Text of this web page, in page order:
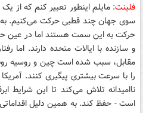
فلینت: مایلم اینطور تعبیر کنم که از
سوی جهان چند قطبی حرکت می‌کنیم.
حرکت به این سمت هستند اما در عین
و سازنده با ایالات متحده دارند. اما
مقابل، سبب شده است چین و روسیه
را با سرعت بیشتری پیگیری کنند.
ناامیدانه تلاش می‌کند تا این شرایط
است - حفظ کند. به همین دلیل